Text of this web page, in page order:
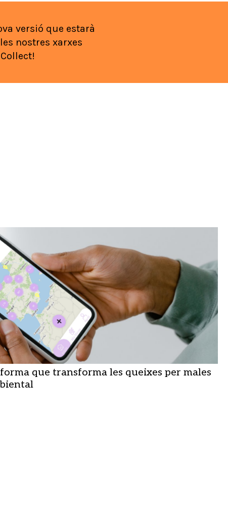
versió que estarà
nostres xarxes
que transforma les queixes per males